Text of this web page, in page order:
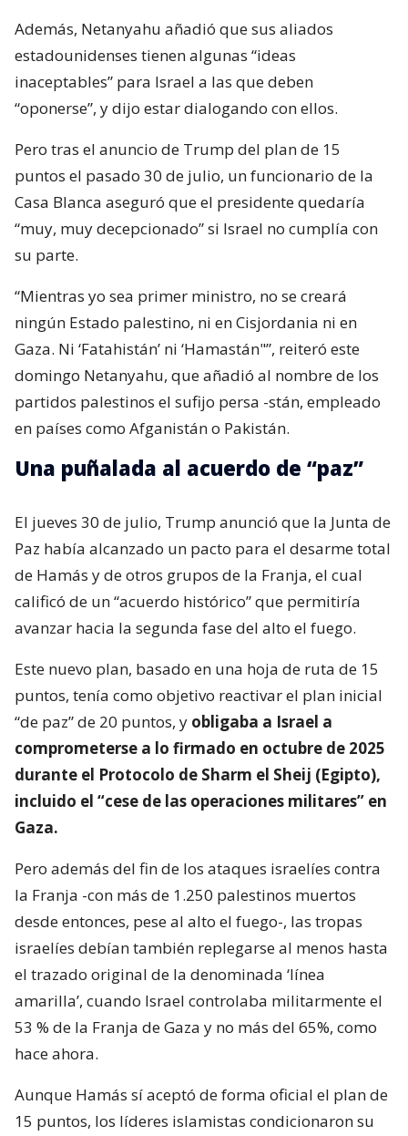
Además, Netanyahu añadió que sus aliados
estadounidenses tienen algunas “ideas
inaceptables” para Israel a las que deben
“oponerse”, y dijo estar dialogando con ellos.
Pero tras el anuncio de Trump del plan de 15
puntos el pasado 30 de julio, un funcionario de la
Casa Blanca aseguró que el presidente quedaría
“muy, muy decepcionado” si Israel no cumplía con
su parte.
“Mientras yo sea primer ministro, no se creará
ningún Estado palestino, ni en Cisjordania ni en
Gaza. Ni ‘Fatahistán’ ni ‘Hamastán"”, reiteró este
domingo Netanyahu, que añadió al nombre de los
partidos palestinos el sufijo persa -stán, empleado
en países como Afganistán o Pakistán.
Una puñalada al acuerdo de “paz”
El jueves 30 de julio, Trump anunció que la Junta de
Paz había alcanzado un pacto para el desarme total
de Hamás y de otros grupos de la Franja, el cual
calificó de un “acuerdo histórico” que permitiría
avanzar hacia la segunda fase del alto el fuego.
Este nuevo plan, basado en una hoja de ruta de 15
puntos, tenía como objetivo reactivar el plan inicial
“de paz” de 20 puntos, y obligaba a Israel a
comprometerse a lo firmado en octubre de 2025
durante el Protocolo de Sharm el Sheij (Egipto),
incluido el “cese de las operaciones militares” en
Gaza.
Pero además del fin de los ataques israelíes contra
la Franja -con más de 1.250 palestinos muertos
desde entonces, pese al alto el fuego-, las tropas
israelíes debían también replegarse al menos hasta
el trazado original de la denominada ‘línea
amarilla’, cuando Israel controlaba militarmente el
53 % de la Franja de Gaza y no más del 65%, como
hace ahora.
Aunque Hamás sí aceptó de forma oficial el plan de
15 puntos, los líderes islamistas condicionaron su